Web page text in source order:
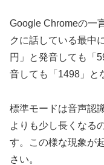
Google Chromeの一
クに話している最中
円」と発音しても「
音しても「1498」と
標準モードは音声認
よりも少し長くなる
す。この様な現象が
さい。